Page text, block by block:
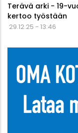
Terävä arki - 19-
kertoo työstään
29.12.25 - 13:46